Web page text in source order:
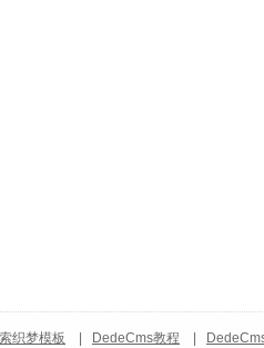
织梦模板 DedeCms教程